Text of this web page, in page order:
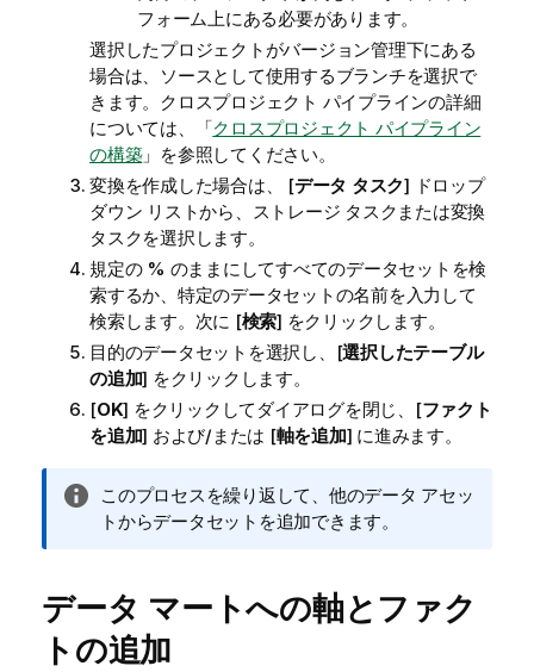
フォーム上にある必要があります。
選択したプロジェクトがバージョン管理下にある
場合は、ソースとして使用するブランチを選択で
きます。クロスプロジェクト パイプラインの詳細
については、「クロスプロジェクト パイプライン
の構築」を参照してください。
変換を作成した場合は、 [データ タスク] ドロップ
ダウン リストから、ストレージ タスクまたは変換
タスクを選択します。
規定の % のままにしてすべてのデータセットを検
索するか、特定のデータセットの名前を入力して
検索します。次に [検索] をクリックします。
目的のデータセットを選択し、[選択したテーブル
の追加] をクリックします。
[OK] をクリックしてダイアログを閉じ、[ファクト
を追加] および/または [軸を追加] に進みます。
情
報
このプロセスを繰り返して、他のデータ アセッ
トからデータセットを追加できます。
データ マートへの軸とファク
トの追加